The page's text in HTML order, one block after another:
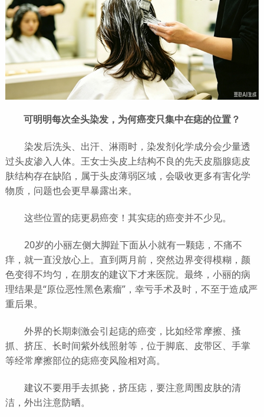
可明明每次全头染发，为何癌变只集中在痣的位置？
染发后洗头、出汗、淋雨时，染发剂化学成分会少量透
过头皮渗入人体。王女士头皮上结构不良的先天皮脂腺痣皮
肤结构存在缺陷，属于头皮薄弱区域，会吸收更多有害化学
物质，问题也会更早暴露出来。
这些位置的痣更易癌变！其实痣的癌变并不少见。
20岁的小丽左侧大脚趾下面从小就有一颗痣，不痛不
痒，就一直没放心上。直到两月前，突然边界变得模糊，颜
色变得不均匀，在朋友的建议下才来医院。最终，小丽的病
理结果是“原位恶性黑色素瘤”，幸亏手术及时，不至于造成严
重后果。
外界的长期刺激会引起痣的癌变，比如经常摩擦、搔
抓、挤压、长时间紫外线照射等，位于脚底、皮带区、手掌
等经常摩擦部位的痣癌变风险相对高。
建议不要用手去抓挠，挤压痣，要注意周围皮肤的清
洁，外出注意防晒。